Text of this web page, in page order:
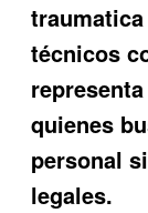
traumatica
técnicos
quienes
personal
legales.